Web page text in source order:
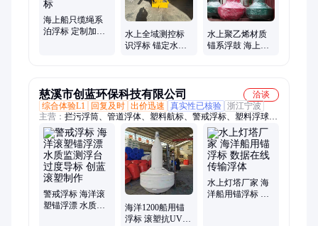
海上船只缆绳系
泊浮标 定制加工
水上全域测控标
识浮标 锚定水域
水上聚乙烯材质
锚系浮鼓 海上定
慈溪市创蓝环保科技有限公司
洽谈
综合体验L1
回复及时 出价迅速 真实性已核验 浙江宁波
主营： 拦污浮筒、管道浮体、塑料航标、警戒浮标、塑料浮球、
pe浮箱、定制机械水箱、塑料提升器、孵化桶、反硝化滤池滤
砖、异形风管、定制柴油箱、异形滚塑加工定制、警示浮筒、拦
截浮桶、滚塑浮标、电缆浮子、检测浮标、异形油箱、污提箱、
水上浮力块
警戒浮标 海洋滚
塑锚浮漂 水质监
海洋1200船用锚
浮标 滚塑抗UV浮
水上灯塔厂家 海
洋船用锚浮标 数